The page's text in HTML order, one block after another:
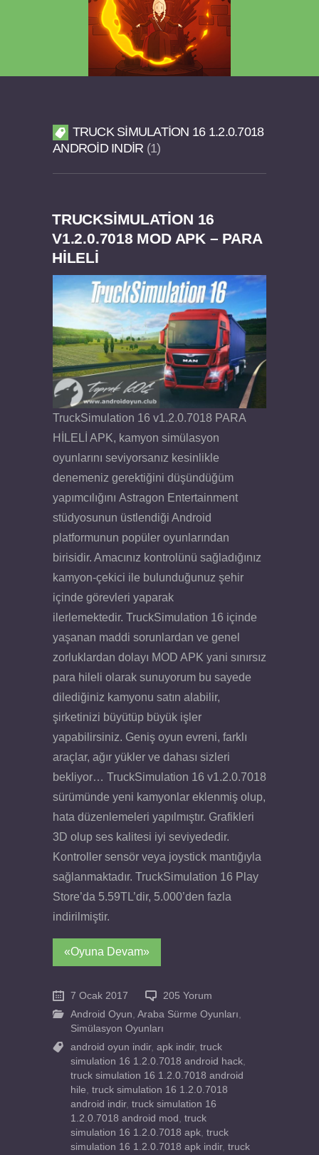
Dream Road Multiplayer v1.4.2 PARA HİLELİ
Felix the Reaper v1.25 FULL APK
TRUCK SIMULATION 16 1.2.0.7018
ANDROID INDIR 1
TRUCKSIMULATION 16
V1.2.0.7018 MOD APK – PARA
HİLELİ
TruckSimulation 16 v1.2.0.7018 PARA
HİLELİ APK, kamyon simülasyon
oyunlarını seviyorsanız kesinlikle
denemeniz gerektiğini düşündüğüm
yapımcılığını Astragon Entertainment
stüdyosunun üstlendiği Android
platformunun popüler oyunlarından
birisidir. Amacınız kontrolünü sağladığınız
kamyon-çekici ile bulunduğunuz şehir
içinde görevleri yaparak
ilerlemektedir. TruckSimulation 16 içinde
yaşanan maddi sorunlardan ve genel
zorluklardan dolayı MOD APK yani sınırsız
para hileli olarak sunuyorum bu sayede
dilediğiniz kamyonu satın alabilir,
şirketinizi büyütüp büyük işler
yapabilirsiniz. Geniş oyun evreni, farklı
araçlar, ağır yükler ve dahası sizleri
bekliyor… TruckSimulation 16 v1.2.0.7018
sürümünde yeni kamyonlar eklenmiş olup,
hata düzenlemeleri yapılmıştır. Grafikleri
3D olup ses kalitesi iyi seviyededir.
Kontroller sensör veya joystick mantığıyla
sağlanmaktadır. TruckSimulation 16 Play
Store’da 5.59TL’dir, 5.000’den fazla
indirilmiştir.
«Oyuna Devam»
7 Ocak 2017
205 Yorum
Android Oyun, Araba Sürme Oyunları,
Simülasyon Oyunları
android oyun indir, apk indir, truck
simulation 16 1.2.0.7018 android hack,
truck simulation 16 1.2.0.7018 android
hile, truck simulation 16 1.2.0.7018
android indir, truck simulation 16
1.2.0.7018 android mod , truck
simulation 16 1.2.0.7018 apk, truck
simulation 16 1.2.0.7018 apk indir, truck